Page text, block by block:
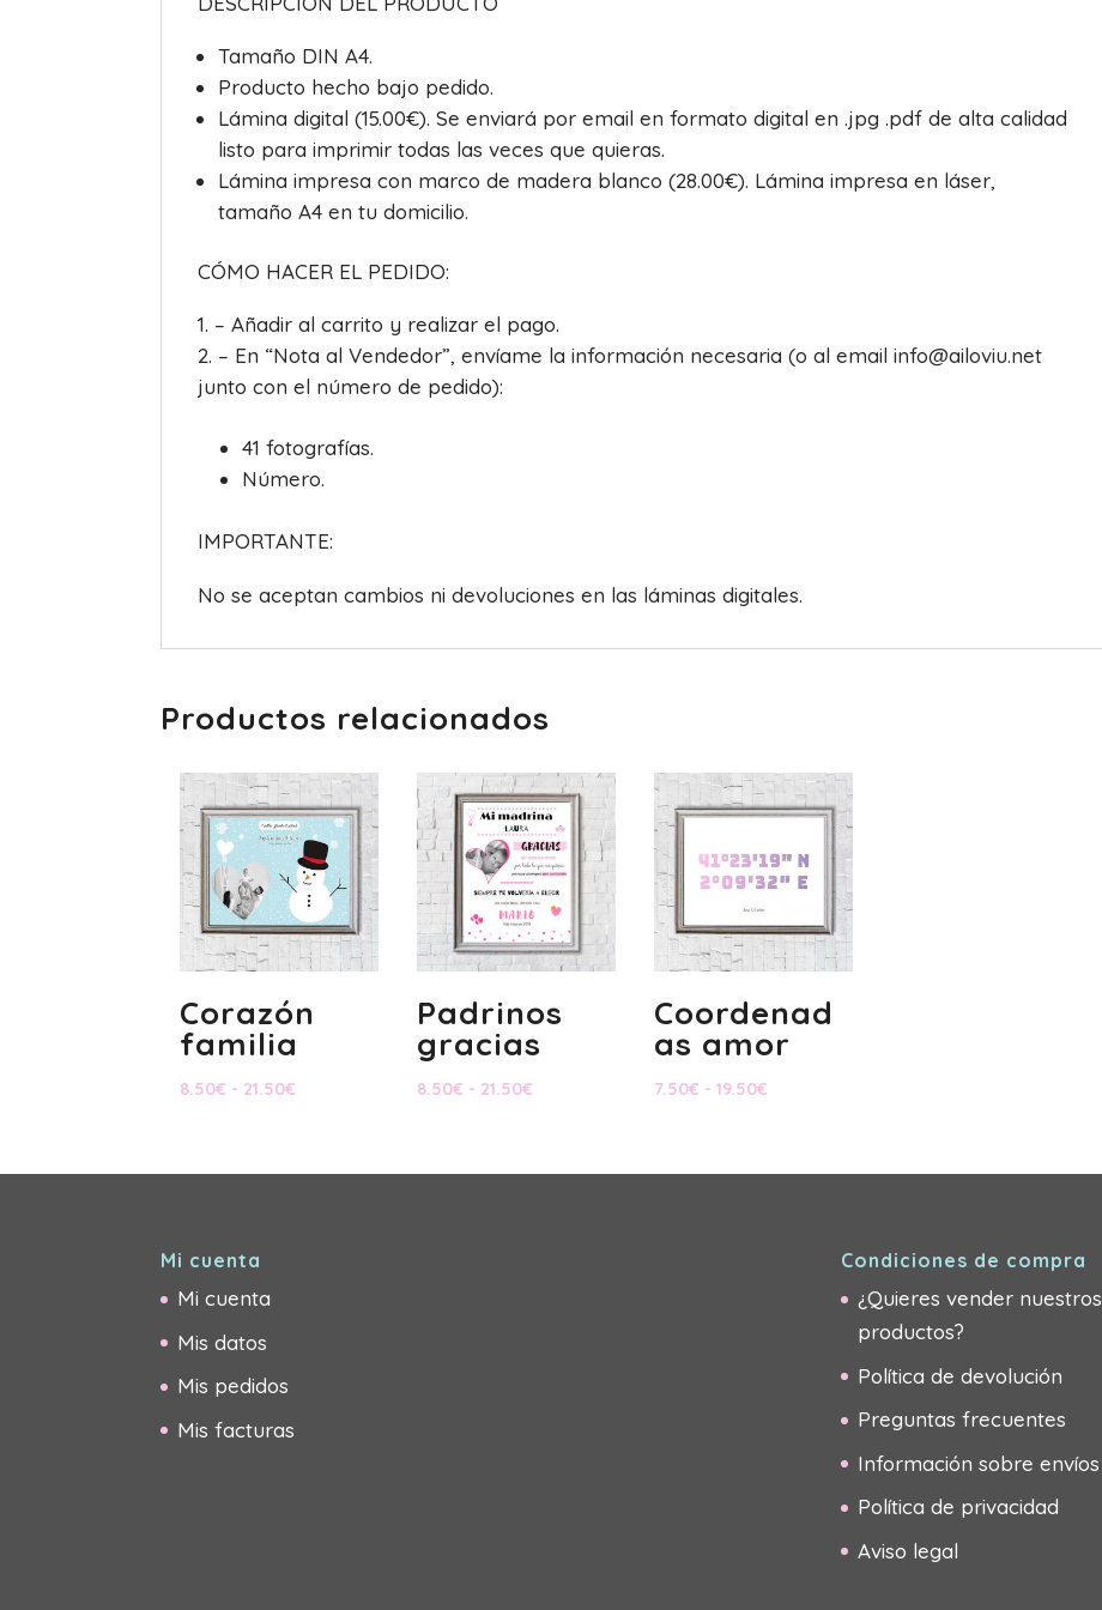
Tamaño DIN A4.
Producto hecho bajo pedido.
Lámina digital (15.00€). Se enviará por email en formato digital en .jpg .pdf de alta calidad
listo para imprimir todas las veces que quieras.
Lámina impresa con marco de madera blanco (28.00€). Lámina impresa en láser,
tamaño A4 en tu domicilio.
CÓMO HACER EL PEDIDO:
– Añadir al carrito y realizar el pago.
– En “Nota al Vendedor”, envíame la información necesaria (o al email info@ailoviu.net
junto con el número de pedido):
41 fotografías.
Número.
IMPORTANTE:
No se aceptan cambios ni devoluciones en las láminas digitales.
Productos relacionados
Corazón
familia
8.50€ - 21.50€
desde
Padrinos
gracias
8.50€ - 21.50€
desde
Coordenad
as amor
7.50€ - 19.50€
desde
Mi cuenta
Mi cuenta
Mis datos
Mis pedidos
Mis facturas
Condiciones de compra
¿Quieres vender nuestros
productos?
Política de devolución
Preguntas frecuentes
Información sobre envíos
Política de privacidad
Aviso legal